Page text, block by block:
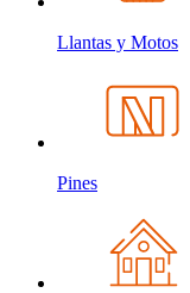
Llantas y Motos
Pines